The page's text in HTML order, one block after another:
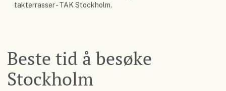
takterrasser - TAK Stockholm.
Beste tid å besøke
Stockholm